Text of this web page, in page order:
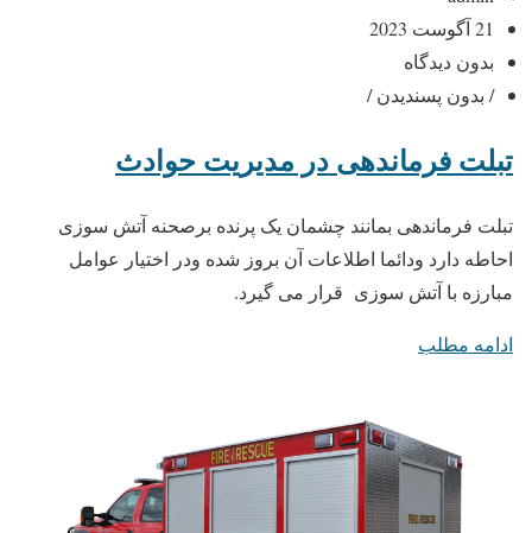
21 آگوست 2023
بدون دیدگاه
/ بدون پسندیدن /
تبلت فرماندهی در مدیریت حوادث
تبلت فرماندهی بمانند چشمان یک پرنده برصحنه آتش سوزی
احاطه دارد ودائما اطلاعات آن بروز شده ودر اختیار عوامل
مبارزه با آتش سوزی قرار می گیرد.
ادامه مطلب